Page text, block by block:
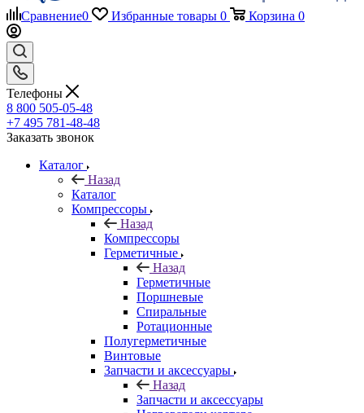
Сравнение0 Избранные товары 0 Корзина 0
Телефоны
8 800 505-05-48
+7 495 781-48-48
Заказать звонок
Каталог
Назад
Каталог
Компрессоры
Назад
Компрессоры
Герметичные
Назад
Герметичные
Поршневые
Спиральные
Ротационные
Полугерметичные
Винтовые
Запчасти и аксессуары
Назад
Запчасти и аксессуары